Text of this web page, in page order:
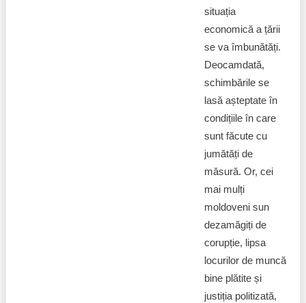
situația
economică a țării
se va îmbunătăți.
Deocamdată,
schimbările se
lasă așteptate în
condițiile în care
sunt făcute cu
jumătăți de
măsură. Or, cei
mai mulți
moldoveni sun
dezamăgiți de
corupție, lipsa
locurilor de muncă
bine plătite și
justiția politizată,